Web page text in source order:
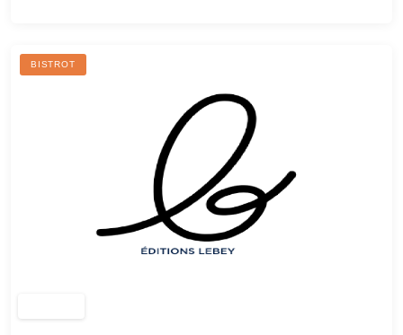
BISTROT